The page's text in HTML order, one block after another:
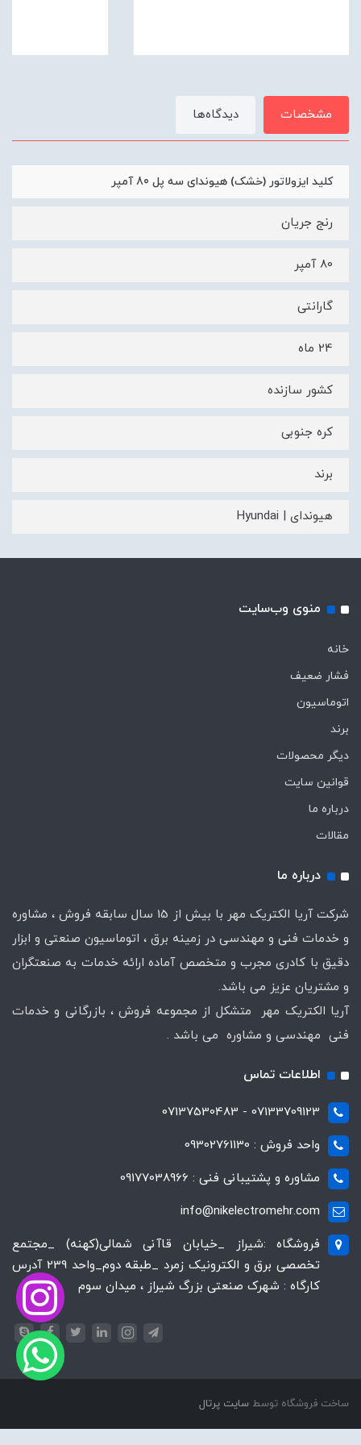
مشخصات دیدگاه‌ها
کلید ایزولاتور (خشک) هیوندای سه پل 80 آمپر
رنج جریان
80 آمپر
گارانتی
24 ماه
کشور سازنده
کره جنوبی
برند
هیوندای | Hyundai
منوی وب‌سایت
خانه
فشار ضعیف
اتوماسیون
برند
دیگر محصولات
قوانین سایت
درباره ما
مقالات
درباره ما
شرکت آریا الکتریک مهر با بیش از 15 سال سابقه فروش ، مشاوره
و خدمات فنی و مهندسی در زمینه برق ، اتوماسیون صنعتی و ابزار
دقیق با کادری مجرب و متخصص آماده ارائه خدمات به صنعتگران
و مشتریان عزیز می باشد.
آریا الکتریک مهر متشکل از مجموعه فروش ، بازرگانی و خدمات
فنی مهندسی و مشاوره می باشد .
اطلاعات تماس
07133709123 - 07137530483
واحد فروش : 09302761130
مشاوره و پشتیبانی فنی : 09177038966
info@nikelectromehr.com
فروشگاه :شیراز _خیابان قاآنی شمالی(کهنه) _مجتمع
تخصصی برق و الکترونیک زمرد _طبقه دوم_واحد 239 آدرس
کارگاه : شهرک صنعتی بزرگ شیراز ، میدان سوم
ساخت فروشگاه توسط سایت پرتال